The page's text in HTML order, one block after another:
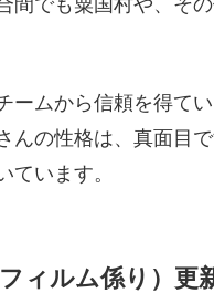
ームから信頼を得て
んの性格は、真面目
ています。
ィルム係り）更